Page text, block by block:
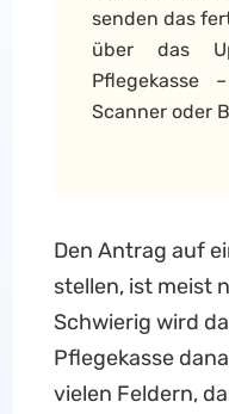
senden das
über das
Pflegekasse
Scanner oder
Den Antrag auf
stellen, ist meist
Schwierig wird
Pflegekasse
vielen Feldern,